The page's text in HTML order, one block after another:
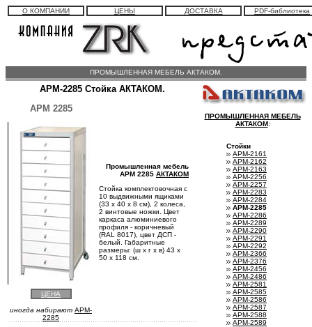
О КОМПАНИИ ЦЕНЫ ДОСТАВКА PDF-библиотека
ПРОМЫШЛЕННАЯ МЕБЕЛЬ АКТАКОМ.
АРМ-2285 Стойка АКТАКОМ.
АРМ 2285
Промышленная мебель
АРМ 2285 АКТАКОМ
Стойка комплектовочная с
10 выдвижными ящиками
(33 х 40 х 8 см), 2 колеса,
2 винтовые ножки. Цвет
каркаса алюминиевого
профиля - коричневый
(RAL 8017), цвет ДСП -
белый. Габаритные
размеры: (ш х г х в) 43 х
50 х 118 см.
ЦЕНА
иногда набирают APM-
2285
ПРОМЫШЛЕННАЯ МЕБЕЛЬ
АКТАКОМ:
Стойки
АРМ-2161
АРМ-2162
АРМ-2163
АРМ-2256
АРМ-2257
АРМ-2283
АРМ-2284
АРМ-2285
АРМ-2286
АРМ-2289
АРМ-2290
АРМ-2291
АРМ-2292
АРМ-2366
АРМ-2376
АРМ-2456
АРМ-2486
АРМ-2581
АРМ-2585
АРМ-2586
АРМ-2587
АРМ-2588
АРМ-2589